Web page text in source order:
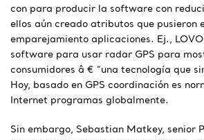
con para producir la software con
ellos aún creado atributos que pusieron
emparejamiento aplicaciones. Ej.,
software para usar radar GPS para
consumidores â € ”una tecnología que
Hoy, basado en GPS coordinación es
Internet programas globalmente.
Sin embargo, Sebastian Matkey, senior